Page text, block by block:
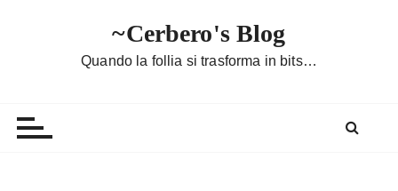
~Cerbero's Blog
Quando la follia si trasforma in bits…